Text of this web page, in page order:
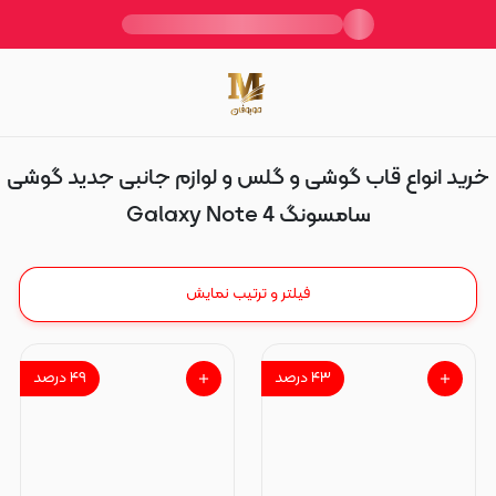
Galaxy Note 4
خرید انواع قاب گوشی و گلس و لوازم جانبی جدید گوشی
سامسونگ Galaxy Note 4
فیلتر و ترتیب نمایش
۴۳درصد ۴۹درصد